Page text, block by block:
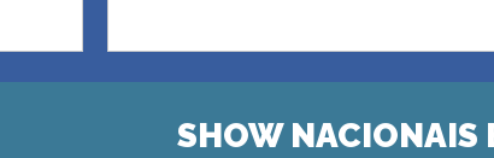
SHOW NACIONAIS